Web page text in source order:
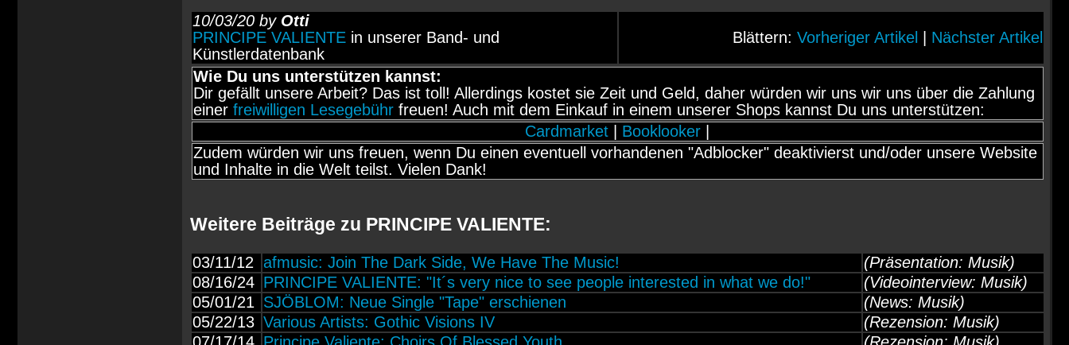
10/03/20 by Otti
PRINCIPE VALIENTEin unserer Band- und
Künstlerdatenbank
Blättern: Vorheriger Artikel Nächster Artikel
Wie Du uns unterstützen kannst:
Dir gefällt unsere Arbeit? Das ist toll! Allerdings kostet sie Zeit und Geld, daher würden wir uns wir uns über die Zahlung
einer freiwilligen Lesegebührfreuen! Auch mit dem Einkauf in einem unserer Shops kannst Du uns unterstützen:
Cardmarket
Booklooker
Zudem würden wir uns freuen, wenn Du einen eventuell vorhandenen "Adblocker" deaktivierst und/oder unsere Website
und Inhalte in die Welt teilst. Vielen Dank!
Weitere Beiträge zu PRINCIPE VALIENTE:
03/11/12 afmusic: Join The Dark Side, We Have The Music!
(Präsentation: Musik)
08/16/24 PRINCIPE VALIENTE: "It´s very nice to see people interested in what we do!"
(Videointerview: Musik)
05/01/21 SJÖBLOM: Neue Single "Tape" erschienen
(News: Musik)
05/22/13 Various Artists: Gothic Visions IV
(Rezension: Musik)